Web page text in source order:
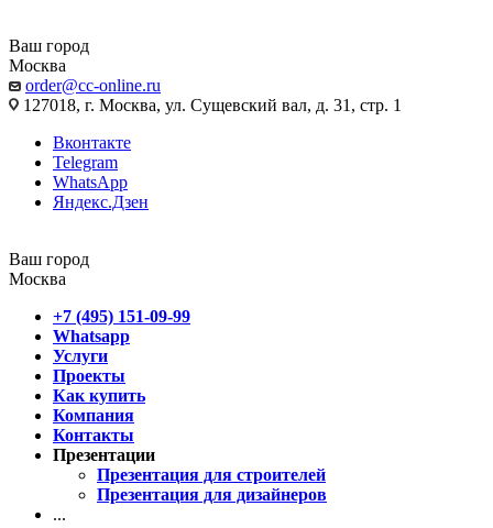
Ваш город
Москва
order@cc-online.ru
127018, г. Москва, ул. Сущевский вал, д. 31, стр. 1
Вконтакте
Telegram
WhatsApp
Яндекс.Дзен
Ваш город
Москва
+7 (495) 151-09-99
Whatsapp
Услуги
Проекты
Как купить
Компания
Контакты
Презентации
Презентация для строителей
Презентация для дизайнеров
...